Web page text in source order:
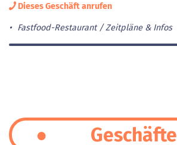
Dieses Geschäft anrufen
Fastfood-Restaurant Zeitpläne & Infos
Geschäfte